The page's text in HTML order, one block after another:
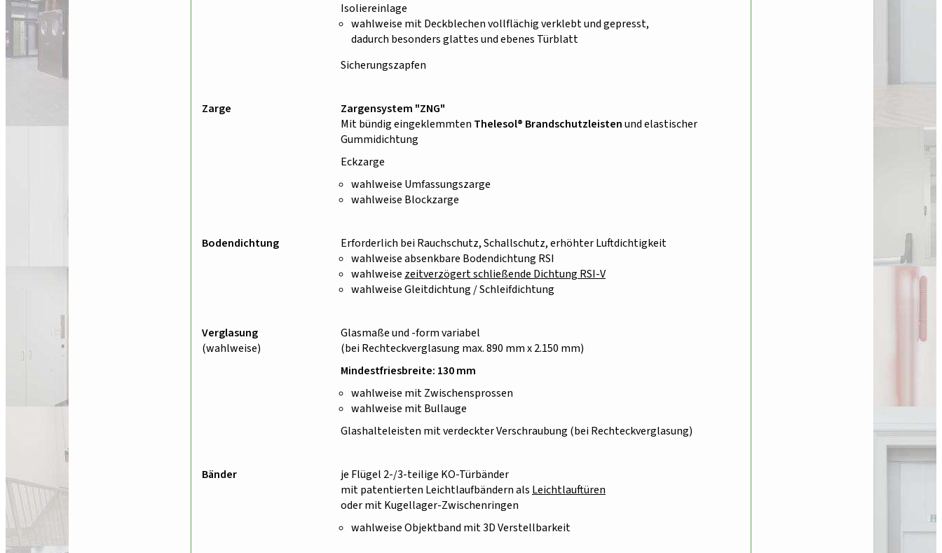
Isoliereinlage
wahlweise mit Deckblechen vollflächig verklebt und gepresst,
dadurch besonders glattes und ebenes Türblatt
Sicherungszapfen
Zarge
Zargensystem "ZNG"
Mit bündig eingeklemmten Thelesol® Brandschutzleistenund elastischer
Gummidichtung
Eckzarge
wahlweise Umfassungszarge
wahlweise Blockzarge
Bodendichtung
Erforderlich bei Rauchschutz, Schallschutz, erhöhter Luftdichtigkeit
wahlweise absenkbare Bodendichtung RSI
wahlweise zeitverzögert schließende Dichtung RSI-V
wahlweise Gleitdichtung / Schleifdichtung
Verglasung
(wahlweise)
Glasmaße und -form variabel
(bei Rechteckverglasung max. 890 mm x 2.150 mm)
Mindestfriesbreite: 130 mm
wahlweise mit Zwischensprossen
wahlweise mit Bullauge
Glashalteleisten mit verdeckter Verschraubung (bei Rechteckverglasung)
Bänder
je Flügel 2-/3-teilige KO-Türbänder
mit patentierten Leichtlaufbändern als Leichtlauftüren
oder mit Kugellager-Zwischenringen
wahlweise Objektband mit 3D Verstellbarkeit